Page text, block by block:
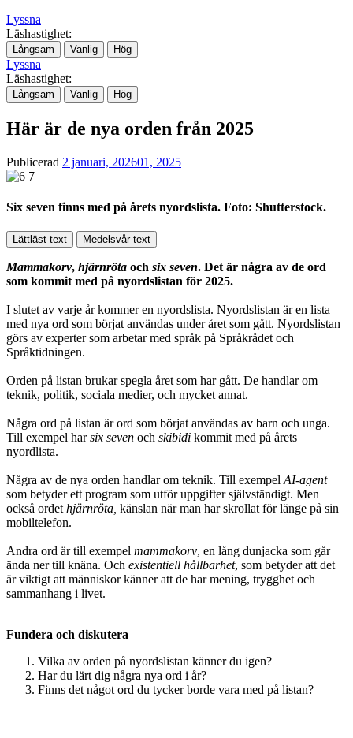
Lyssna
Läshastighet:
Långsam Vanlig Hög
Lyssna
Läshastighet:
Långsam Vanlig Hög
Här är de nya orden från 2025
Publicerad 2 januari, 202601, 2025
Six seven finns med på årets nyordslista. Foto: Shutterstock.
Lättläst text Medelsvår text
Mammakorv, hjärnröta och six seven. Det är några av de ord
som kommit med på nyordslistan för 2025.
I slutet av varje år kommer en nyordslista. Nyordslistan är en lista
med nya ord som börjat användas under året som gått. Nyordslistan
görs av experter som arbetar med språk på Språkrådet och
Språktidningen.
Orden på listan brukar spegla året som har gått. De handlar om
teknik, politik, sociala medier, och mycket annat.
Några ord på listan är ord som börjat användas av barn och unga.
Till exempel harsix seven och skibidi kommit med på årets
nyordlista.
Några av de nya orden handlar om teknik. Till exempel AI-agent
som betyder ett program som utför uppgifter självständigt. Men
också ordet hjärnröta, känslan när man har skrollat för länge på sin
mobiltelefon.
Andra ord är till exempel mammakorv, en lång dunjacka som går
ända ner till knäna. Och existentiell hållbarhet, som betyder att det
är viktigt att människor känner att de har mening, trygghet och
sammanhang i livet.
Fundera och diskutera
Vilka av orden på nyordslistan känner du igen?
Har du lärt dig några nya ord i år?
Finns det något ord du tycker borde vara med på listan?